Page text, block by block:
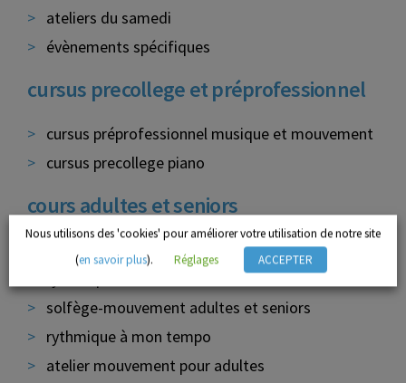
ateliers du samedi
évènements spécifiques
cursus precollege et préprofessionnel
cursus préprofessionnel musique et mouvement
cursus precollege piano
cours adultes et seniors
rythmique seniors
solfège-mouvement adultes et seniors
rythmique à mon tempo
atelier mouvement pour adultes
Nous utilisons des 'cookies' pour améliorer votre utilisation de notre site
(en savoir plus). Réglages ACCEPTER